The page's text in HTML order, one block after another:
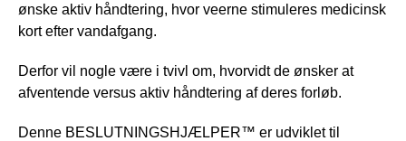
ønske aktiv håndtering, hvor veerne stimuleres medicinsk
kort efter vandafgang.
Derfor vil nogle være i tvivl om, hvorvidt de ønsker at
afventende versus aktiv håndtering af deres forløb.
Denne BESLUTNINGSHJÆLPER™ er udviklet til